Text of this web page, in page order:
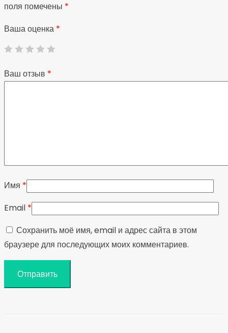
поля помечены *
Ваша оценка *
Ваш отзыв *
Имя *
Email *
Сохранить моё имя, email и адрес сайта в этом
браузере для последующих моих комментариев.